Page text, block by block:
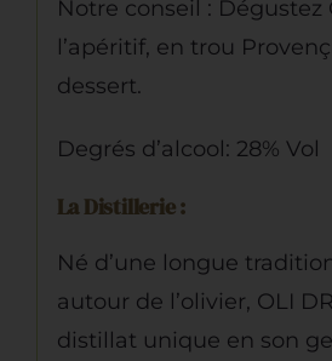
Notre conseil : Dégustez
l’apéritif, en trou
dessert.
Degrés d’alcool: 28% Vol
La Distillerie :
Né d’une longue
autour de l’olivier, OLI
distillat unique en son